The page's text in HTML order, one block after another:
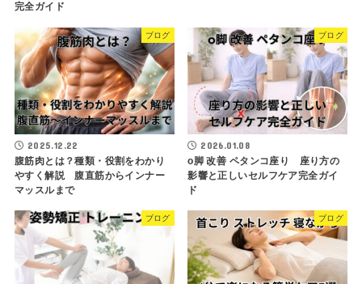
完全ガイド
ブログ
2025.12.22
腹筋肉とは？種類・役割をわかり
やすく解説 腹直筋からインナー
マッスルまで
ブログ
2026.01.08
o脚 改善 ペタンコ座り 座り方の
影響と正しいセルフケア完全ガイ
ド
ブログ ブログ